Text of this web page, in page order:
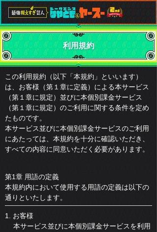
利用規約
この利用規約（以下「本規約」といいます）
は、お客様（第１章に定義）による本サービス
（第１章に規定）並びに本個別課金サービス
（第１章に規定）のご利用に関する条件を定め
たものです。
本サービス並びに本個別課金サービスのご利用
にあたっては、本規約を十分に確認いただき、
すべての内容に同意いただく必要があります。
第1章 用語の定義
本規約内において使用する用語の定義は以下の
通りといたします。
1. お客様
本サービス並びに本個別課金サービスを利用